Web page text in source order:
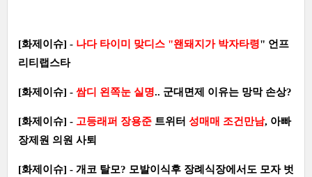
[화제이슈] - 나다 타이미 맞디스 "왠돼지가 박자타령" 언프
리티랩스타
[화제이슈] - 쌈디 왼쪽눈 실명.. 군대면제 이유는 망막 손상?
[화제이슈] - 고등래퍼 장용준 트위터 성매매 조건만남, 아빠
장제원 의원 사퇴
[화제이슈] - 개코 탈모? 모발이식후 장례식장에서도 모자 벗